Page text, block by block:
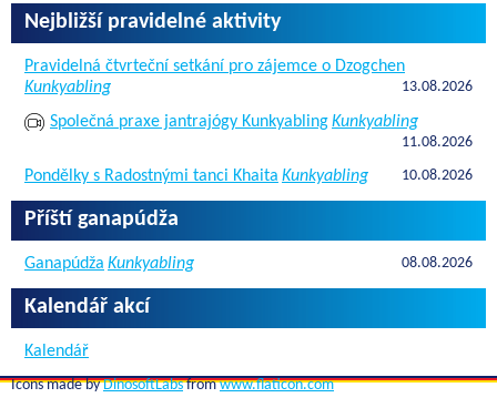
Nejbližší pravidelné aktivity
Pravidelná čtvrteční setkání pro zájemce o Dzogchen
Kunkyabling
13.08.2026
Společná praxe jantrajógy KunkyablingKunkyabling
11.08.2026
Pondělky s Radostnými tanci Khaita Kunkyabling 10.08.2026
Příští ganapúdža
Ganapúdža Kunkyabling 08.08.2026
Kalendář akcí
Kalendář
Icons made byDinosoftLabsfromwww.flaticon.com